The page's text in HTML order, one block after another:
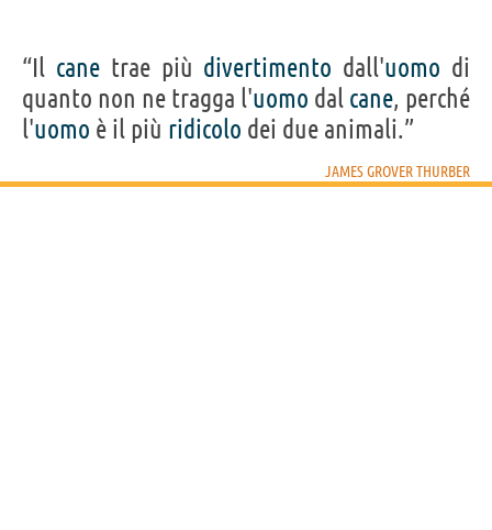
“Il canetrae più divertimento dall'uomo di
quanto non ne tragga l'uomo dal cane, perché
l'uomo è il più ridicolo dei due animali.”
JAMES GROVER THURBER